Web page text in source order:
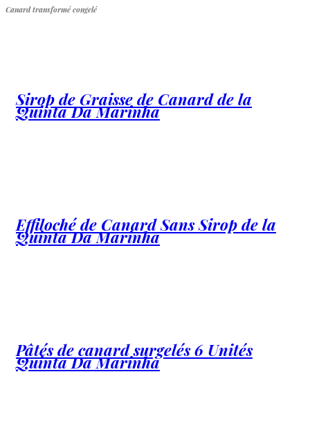
Canard transformé congelé
Sirop de Graisse de Canard de la
Quinta Da Marinha
Effiloché de Canard Sans Sirop de la
Quinta Da Marinha
Pâtés de canard surgelés 6 Unités
Quinta Da Marinha